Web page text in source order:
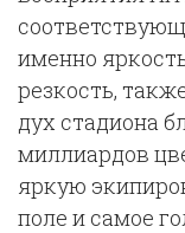
именно
резкость,
дух стадиона
миллиардов
яркую
поле и самое